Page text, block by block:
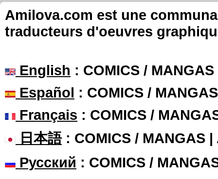
Amilova.com est une
traducteurs d'oeuvres
English : COMICS /
Español : COMICS /
Français : COMICS /
日本語: COMICS / MANGAS |
Русский : COMICS /